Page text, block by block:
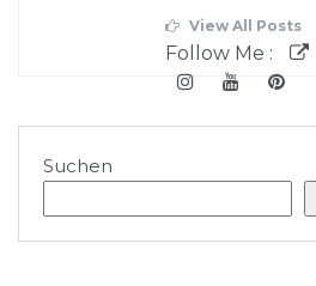
View All Posts
Follow Me :
Suchen